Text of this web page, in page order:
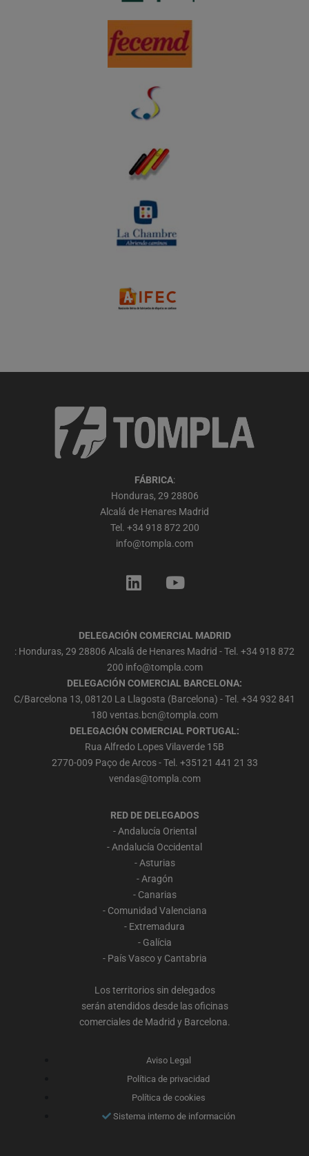
FÁBRICA:
Honduras, 29 28806
Alcalá de Henares Madrid
Tel. +34 918 872 200
info@tompla.com
DELEGACIÓN COMERCIAL MADRID
: Honduras, 29 28806 Alcalá de Henares Madrid - Tel. +34 918 872
200 info@tompla.com
DELEGACIÓN COMERCIAL BARCELONA:
C/Barcelona 13, 08120 La Llagosta (Barcelona) - Tel. +34 932 841
180 ventas.bcn@tompla.com
DELEGACIÓN COMERCIAL PORTUGAL:
Rua Alfredo Lopes Vilaverde 15B
2770-009 Paço de Arcos - Tel. +35121 441 21 33
vendas@tompla.com
RED DE DELEGADOS
- Andalucía Oriental
- Andalucía Occidental
- Asturias
- Aragón
- Canarias
- Comunidad Valenciana
- Extremadura
- Galícia
- País Vasco y Cantabria
Los territorios sin delegados
serán atendidos desde las oficinas
comerciales de Madrid y Barcelona.
Aviso Legal
Política de privacidad
Política de cookies
Sistema interno de información